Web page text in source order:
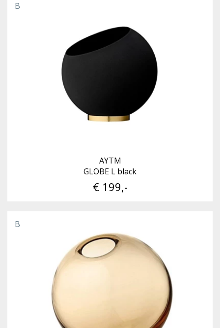
B
AYTM
GLOBE L black
€ 199,-
B